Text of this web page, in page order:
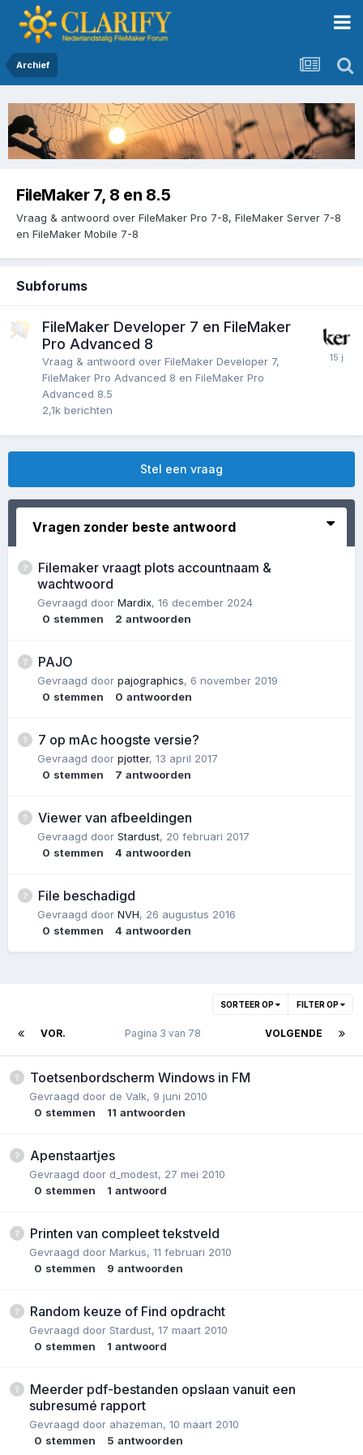
Archief
FileMaker 7, 8 en 8.5
Vraag & antwoord over FileMaker Pro 7-8, FileMaker Server 7-8
en FileMaker Mobile 7-8
Subforums
FileMaker Developer 7 en FileMaker
Pro Advanced 8
Vraag & antwoord over FileMaker Developer 7,
FileMaker Pro Advanced 8 en FileMaker Pro
Advanced 8.5
2,1k berichten
Stel een vraag
Vragen zonder beste antwoord
Filemaker vraagt plots accountnaam &
wachtwoord
Gevraagd door Mardix, 16 december 2024
0 stemmen 2 antwoorden
PAJO
Gevraagd door pajographics, 6 november 2019
0 stemmen 0 antwoorden
7 op mAc hoogste versie?
Gevraagd door pjotter, 13 april 2017
0 stemmen 7 antwoorden
Viewer van afbeeldingen
Gevraagd door Stardust, 20 februari 2017
0 stemmen 4 antwoorden
File beschadigd
Gevraagd door NVH, 26 augustus 2016
0 stemmen 4 antwoorden
SORTEER OP FILTER OP
VOR. VOLGENDE
Pagina 3 van 78
Toetsenbordscherm Windows in FM
Gevraagd door de Valk, 9 juni 2010
0 stemmen 11 antwoorden
Apenstaartjes
Gevraagd door d_modest, 27 mei 2010
0 stemmen 1 antwoord
Printen van compleet tekstveld
Gevraagd door Markus, 11 februari 2010
0 stemmen 9 antwoorden
Random keuze of Find opdracht
Gevraagd door Stardust, 17 maart 2010
0 stemmen 1 antwoord
Meerder pdf-bestanden opslaan vanuit een
subresumé rapport
Gevraagd door ahazeman, 10 maart 2010
0 stemmen 5 antwoorden